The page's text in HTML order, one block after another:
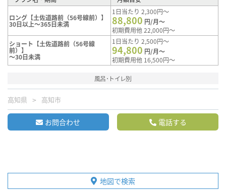
ロング【土佐道路前（56号線前）】
30日以上～365日未満
1日当たり 2,300円～
88,800 円/月～
初期費用他 22,000円～
ショート【土佐道路前（56号線
前）】
～30日未満
1日当たり 2,500円～
94,800 円/月～
初期費用他 16,500円～
風呂･トイレ別
高知県 高知市
お問合わせ 電話する
地図で検索